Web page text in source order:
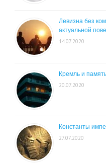
Левизна без
актуальной
14.07.2020
Кремль и
20.07.2020
Константы
27.07.2020